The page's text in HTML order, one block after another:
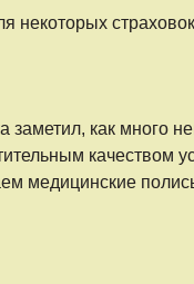
некоторых
заметил, как много
качеством
медицинские